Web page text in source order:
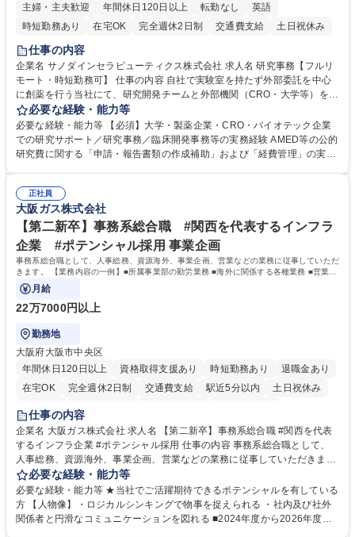
主婦・主夫歓迎
年間休日120日以上 転勤なし
英語
時短勤務あり
在宅OK 完全週休2日制 交通費支給 土日祝休み
仕事の内容
企業名 サノダインセラピューティクス株式会社 求人名 研究事務【フルリ
モート・時短勤務可】 仕事の内容 自社で実験室を持たず外部委託を中心
に創薬を行う当社にて、研究開発チームと外部機関（CRO・大学等）をつ
なぐハブとして、契約・発注・予算管理などの研究事務全般をお任せしま
す。 ■見積取得、発注、検収、請求処理等の事務手続き ■委託先との定例
会議の調整・アジェンダ準備・議事録作成 ■研究報告書、試験関連資料、
SOP等の整備・版管理・保管 ■研究開発の進捗・タイムライン・予算執行
集職種 研究事務【フルリモート・時短勤務可】
必要な経験・能力等
必要な経験・能力等 【必須】大学・製薬企業・CRO・バイオテック企業
での研究サポート／研究事務／臨床開発事務等の実務経験 AMED等の公的
研究費に関する「申請・報告書類の作成補助」および「経費管理」の実務
き方について】フルリモートやハイブリッド勤務、時短勤務など個々のラ
イフスタイルに応じた柔軟な働き方が可能です。育児や介護との両立も応
援します。 学歴・資格 学歴：大学院 大学 語学力： 資格：
正社員
大阪ガス株式会社
【第二新卒】事務系総合職 #関西を代表するインフラ
企業 #ポテンシャル採用 事業企画
事務系総合職として、人事総務、資源海外、事業企画、営業などの業務に従事していただ
きます。 【業務内容の一例】■所属事業部の勤労業務 ■海外に関係する各種業務 ■営業部
門の企画スタッフ、ルート営業
月給
22万7000円以上
勤務地
大阪府大阪市中央区
年間休日120日以上
資格取得支援あり 時短勤務あり
退職金あり
在宅OK
完全週休2日制 交通費支給 駅近5分以内
土日祝休み
服装自由
第二新卒歓迎
仕事の内容
企業名 大阪ガス株式会社 求人名 【第二新卒】事務系総合職 #関西を代表
するインフラ企業 #ポテンシャル採用 仕事の内容 事務系総合職として、
人事総務、資源海外、事業企画、営業などの業務に従事していただきま
す。 【業務内容の一例】■所属事業部の勤労業務 ■海外に関係する各種業
務 ■営業部門の企画スタッフ、ルート営業 【キャリアパス】入社後の配属
ポジションで一定期間ご活躍頂いた後、本人の適性及び将来のキャリアを
鑑みてジョブローテーションを行います。 【育成】OJTでの現場育成や研
必要な経験・能力等
必要な経験・能力等 ★当社でご活躍期待できるポテンシャルを有している
方 【人物像】・ロジカルシンキングで物事を捉えられる ・社内及び社外
関係者と円滑なコミュニケーションを図れる ■2024年度から2026年度ま